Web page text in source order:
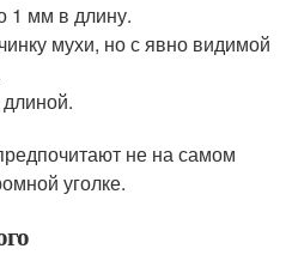
1 мм в длину.
мухи, но с явно видимой
не на самом
уголке.